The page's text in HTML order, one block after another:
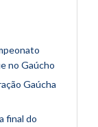
no Gaúcho
Gaúcha
final do